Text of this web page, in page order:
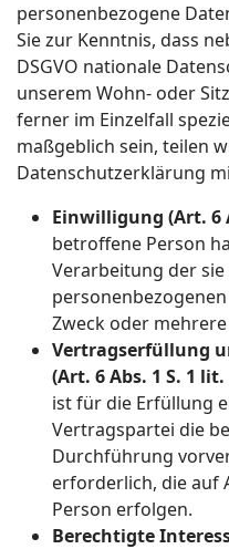
personenbezogene
Sie zur Kenntnis, dass
DSGVO nationale
unserem Wohn- oder
ferner im Einzelfall
maßgeblich sein, teilen
Datenschutzerklärung
Einwilligung (Art. 6
betroffene Person
Verarbeitung der
Zweck oder
Vertragserfüllung
(Art. 6 Abs. 1 S. 1 lit.
ist für die Erfüllung
Vertragspartei die
Durchführung
erforderlich, die auf
Person erfolgen.
Berechtigte